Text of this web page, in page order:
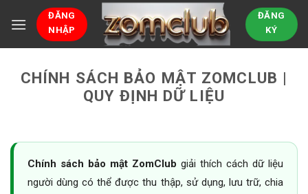
qua
ĐĂNG
NHẬP
ĐĂNG
KÝ
CHÍNH SÁCH BẢO MẬT ZOMCLUB |
QUY ĐỊNH DỮ LIỆU
Chính sách bảo mật ZomClub giải thích cách dữ liệu
người dùng có thể được thu thập, sử dụng, lưu trữ, chia